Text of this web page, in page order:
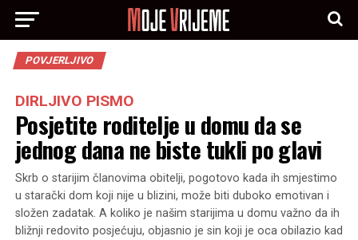
POVJERLJIVO
DIRLJIVO PISMO
Posjetite roditelje u domu da se
jednog dana ne biste tukli po glavi
Skrb o starijim članovima obitelji, pogotovo kada ih smjestimo
u starački dom koji nije u blizini, može biti duboko emotivan i
složen zadatak. A koliko je našim starijima u domu važno da ih
bližnji redovito posjećuju, objasnio je sin koji je oca obilazio kad